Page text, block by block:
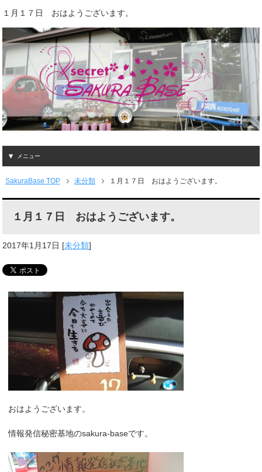
１月１７日 おはようございます。
メニュー
SakuraBase TOP 未分類 １月１７日 おはようございます。
１月１７日 おはようございます。
2017年1月17日 [未分類]
おはようございます。
情報発信秘密基地のsakura-baseです。